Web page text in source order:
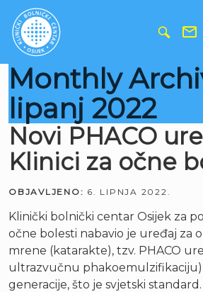
Monthly
lipanj 2022
Novi PHACO
Klinici za očne
OBJAVLJENO: 6. LIPNJA 2022.
Klinički bolnički centar Osijek za
očne bolesti nabavio je uređaj za
mrene (katarakte), tzv. PHACO
ultrazvučnu phakoemulzifikaciju)
generacije, što je svjetski